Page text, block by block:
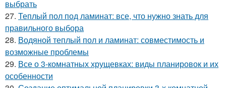
выбрать
27. Теплый пол под ламинат: все, что нужно знать для
правильного выбора
28. Водяной теплый пол и ламинат: совместимость и
возможные проблемы
29. Все о 3-комнатных хрущевках: виды планировок и их
особенности